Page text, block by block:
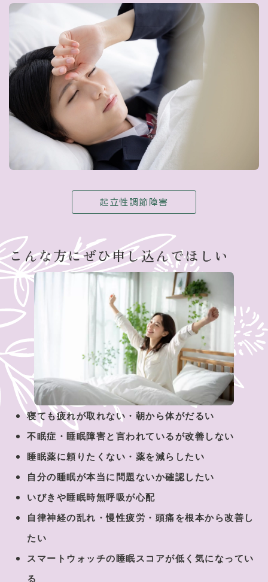
起立性調節障害
こんな方にぜひ申し込んでほしい
寝ても疲れが取れない・朝から体がだるい
不眠症・睡眠障害と言われているが改善しない
睡眠薬に頼りたくない・薬を減らしたい
自分の睡眠が本当に問題ないか確認したい
いびきや睡眠時無呼吸が心配
自律神経の乱れ・慢性疲労・頭痛を根本から改善し
たい
スマートウォッチの睡眠スコアが低く気になってい
る